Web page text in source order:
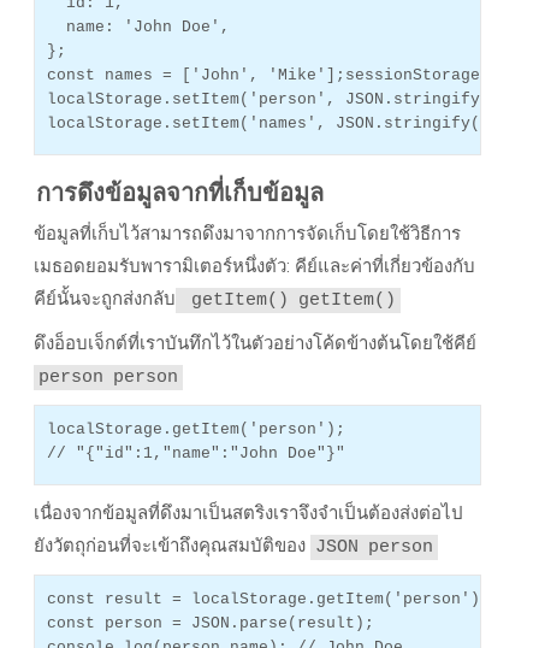
  name: 'John Doe',
};
const names = ['John', 'Mike'];
localStorage.setItem('person',
localStorage.setItem('names',
การดึงข้อมูลจากที่เก็บข้อมูล
ข้อมูลที่เก็บไว้สามารถดึงมาจากการจัดเก็บโดยใช้วิธีการ
เมธอดยอมรับพารามิเตอร์หนึ่งตัว: คีย์และค่าที่เกี่ยวข้องกับ
คีย์นั้นจะถูกส่งกลับ
getItem() getItem()
ดึงอ็อบเจ็กต์ที่เราบันทึกไว้ในตัวอย่างโค้ดข้างต้นโดยใช้คีย์
person person
localStorage.getItem('person');
// "{"id":1,"name":"John Doe"}"
เนื่องจากข้อมูลที่ดึงมาเป็นสตริงเราจึงจําเป็นต้องส่งต่อไป
ยังวัตถุก่อนที่จะเข้าถึงคุณสมบัติของ JSON person
const result = localStorage.getItem('person');
const person = JSON.parse(result);